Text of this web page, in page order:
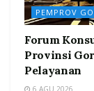
PEMPROV
Forum
Provinsi
Pelayanan
6 AGU 2026